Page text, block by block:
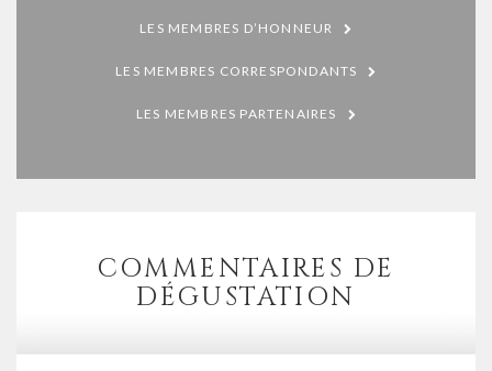
LES MEMBRES D’HONNEUR
LES MEMBRES CORRESPONDANTS
LES MEMBRES PARTENAIRES
COMMENTAIRES DE
DÉGUSTATION